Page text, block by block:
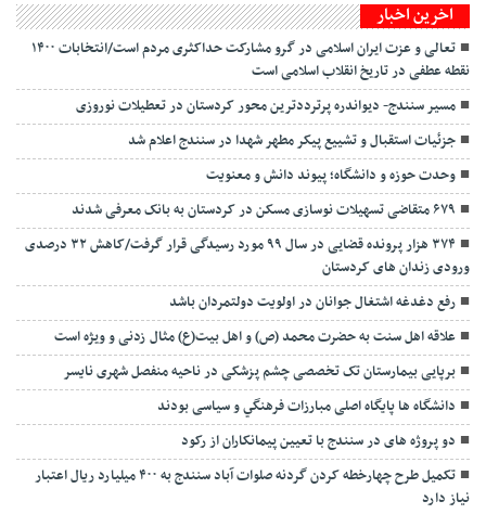
اخرین اخبار
تعالی و عزت ایران اسلامی در گرو مشارکت حداکثری مردم است/انتخابات ۱۴۰۰
نقطه عطفی در تاریخ انقلاب اسلامی است
مسیر سنندج- دیواندره پرترددترین محور کردستان در تعطیلات نوروزی
جزئیات استقبال و تشییع پیکر مطهر شهدا در سنندج اعلام شد
وحدت حوزه و دانشگاه؛ پیوند دانش و معنویت
۶۷۹ متقاضی تسهیلات نوسازی مسکن در کردستان به بانک معرفی شدند
۳۷۴ هزار پرونده قضایی در سال ۹۹ مورد رسیدگی قرار گرفت/کاهش ۳۲ درصدی
ورودی زندان های کردستان
رفع دغدغه اشتغال جوانان در اولویت دولتمردان باشد
علاقه اهل سنت به حضرت محمد (ص) و اهل بیت(ع) مثال‌ زدنی و ویژه است
برپایی بیمارستان تک تخصصی چشم پزشکی در ناحیه منفصل شهری نایسر
دانشگاه ها پایگاه اصلی مبارزات فرهنگي و سیاسی بودند
دو پروژه های در سنندج با تعیین پیمانکاران از رکود
تکمیل طرح چهارخطه کردن گردنه صلوات آباد سنندج به ۴۰۰ میلیارد ریال اعتبار
نیاز دارد